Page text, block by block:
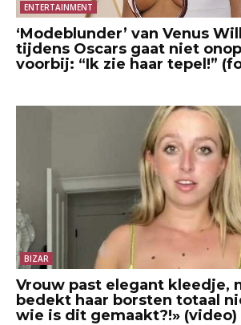
ENTERTAINMENT
‘Modeblunder’ van Venus
tijdens Oscars gaat niet
voorbij: “Ik zie haar tepel!”
BIZAR
Vrouw past elegant kleedje,
bedekt haar borsten totaal
wie is dit gemaakt?!» (video)